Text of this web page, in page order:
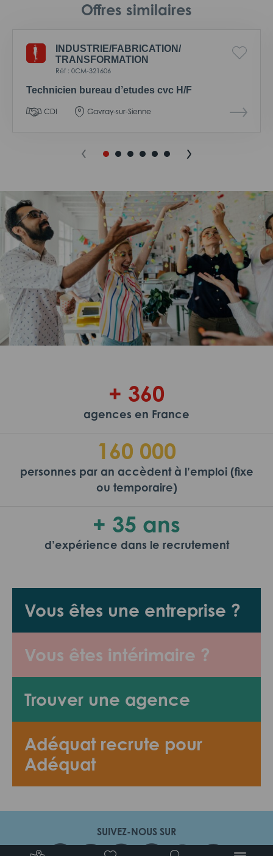
Offres similaires
INDUSTRIE/FABRICATION/
TRANSFORMATION
Réf : 0CM-321606
Technicien bureau d’etudes cvc H/F
CDI Gavray-sur-Sienne
Vous êtes une entreprise ?
Vous êtes intérimaire ?
Trouver une agence
Adéquat recrute pour
Adéquat
+ 360
agences en France
160 000
personnes par an accèdent à l’emploi (fixe
ou temporaire)
+ 35 ans
d’expérience dans le recrutement
SUIVEZ-NOUS SUR